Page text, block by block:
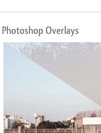
Overlays